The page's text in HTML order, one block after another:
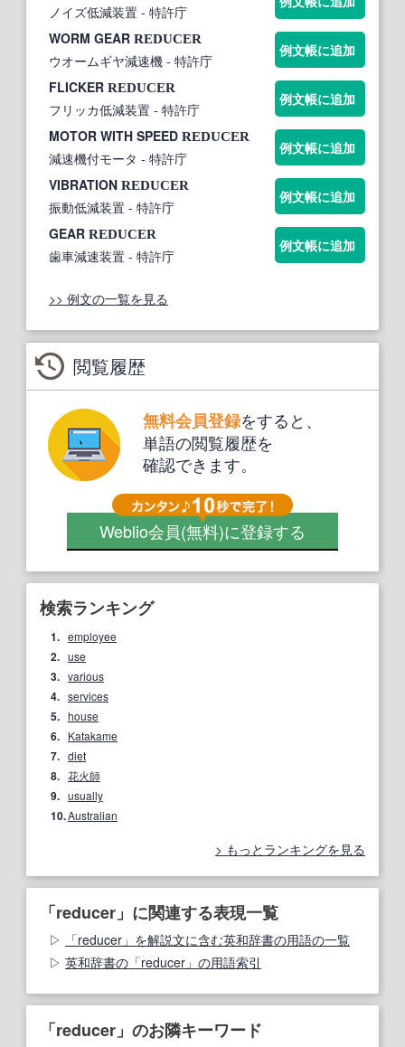
ノイズ低減装置 - 特許庁
WORM GEAR REDUCER
ウオームギヤ減速機 - 特許庁
例文帳に追加
FLICKER REDUCER
フリッカ低減装置 - 特許庁
例文帳に追加
MOTOR WITH SPEED REDUCER
減速機付モータ - 特許庁
例文帳に追加
VIBRATION REDUCER
振動低減装置 - 特許庁
例文帳に追加
GEAR REDUCER
歯車減速装置 - 特許庁
例文帳に追加
>> 例文の一覧を見る
閲覧履歴
無料会員登録をすると、
単語の閲覧履歴を
確認できます。
Weblio会員(無料)に登録する
検索ランキング
1. employee
2. use
3. various
4. services
5. house
6. Katakame
7. diet
8. 花火師
9. usually
10.Australian
もっとランキングを見る
「reducer」に関連する表現一覧
「reducer」を解説文に含む英和辞書の用語の一覧
英和辞書の「reducer」の用語索引
「reducer」のお隣キーワード